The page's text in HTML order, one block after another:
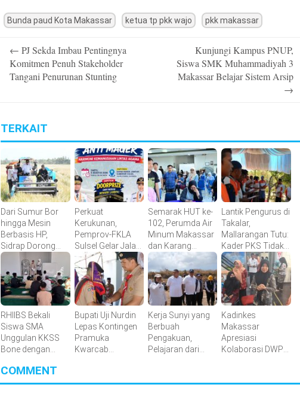
Bunda paud Kota Makassar ketua tp pkk wajo pkk makassar
navigation
← PJ Sekda Imbau Pentingnya
Komitmen Penuh Stakeholder
Tangani Penurunan Stunting
Kunjungi Kampus PNUP,
Siswa SMK Muhammadiyah 3
Makassar Belajar Sistem Arsip
→
TERKAIT
Dari Sumur Bor
hingga Mesin
Berbasis HP,
Sidrap Dorong
Inovasi Pertanian
Perkuat
Kerukunan,
Pemprov-FKLA
Sulsel Gelar Jalan
Sehat Anti Mager
Harmoni
Kemanusiaan
Lintas Agama
Semarak HUT ke-
102, Perumda Air
Minum Makassar
dan Karang
Taruna Gelar
Donor Darah
Lantik Pengurus di
Takalar,
Mallarangan Tutu:
Kader PKS Tidak
Dicetak di Hotel,
tetapi Ditempa di
Lapangan
RHIIBS Bekali
Siswa SMA
Unggulan KKSS
Bone dengan
Foundation
Program
Bupati Uji Nurdin
Lepas Kontingen
Pramuka
Kwarcab
Nasional XII
Kerja Sunyi yang
Berbuah
Pengakuan,
Pelajaran dari
Kadinkes
Makassar
Apresiasi
Kolaborasi DWP
Donor Darah
COMMENT